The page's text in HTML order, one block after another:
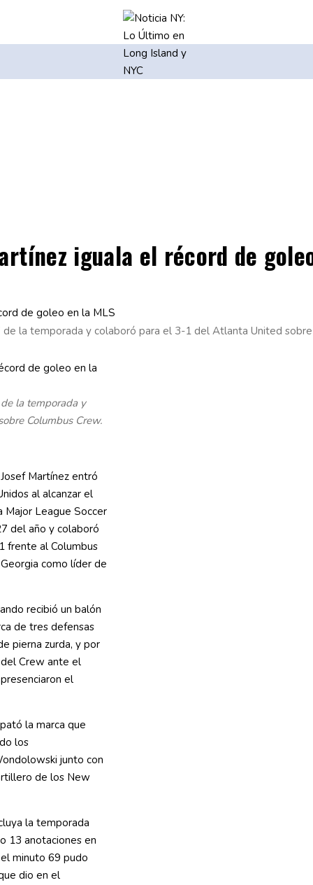
iguala el récord de
la temporada y colaboró para el 3-1 del Atlanta United
la temporada y
Columbus Crew.
Martínez entró
al alcanzar el
League Soccer
del año y colaboró
frente al Columbus
como líder de
recibió un balón
de tres defensas
pierna zurda, y por
Crew ante el
el
la marca que
los
junto con
de los New
la temporada
13 anotaciones en
minuto 69 pudo
dio en el